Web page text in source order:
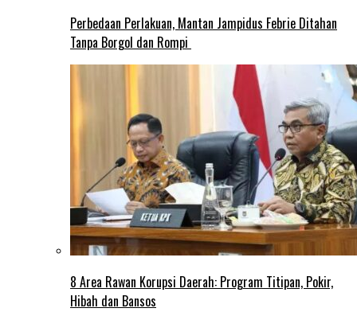
Perbedaan Perlakuan, Mantan Jampidus Febrie Ditahan
Tanpa Borgol dan Rompi
8 Area Rawan Korupsi Daerah: Program Titipan, Pokir,
Hibah dan Bansos